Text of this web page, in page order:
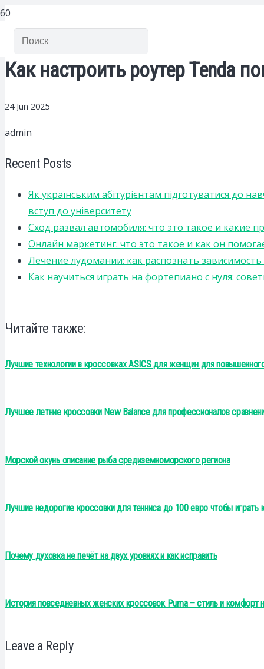
Как настроить роутер Tenda
24 Jun 2025
admin
Recent Posts
Як українським абітурієнтам підготуватися до
вступ до університету
Сход развал автомобиля: что это такое и какие
Онлайн маркетинг: что это такое и как он
Лечение лудомании: как распознать
Как научиться играть на фортепиано с нуля:
Читайте также:
Лучшие технологии в кроссовках ASICS для женщин для
Лучшее летние кроссовки New Balance для профессионалов
Морской окунь описание рыба средиземноморского региона
Лучшие недорогие кроссовки для тенниса до 100 евро чтобы играть
Почему духовка не печёт на двух уровнях и как исправить
История повседневных женских кроссовок Puma – стиль и комфорт
Leave a Reply